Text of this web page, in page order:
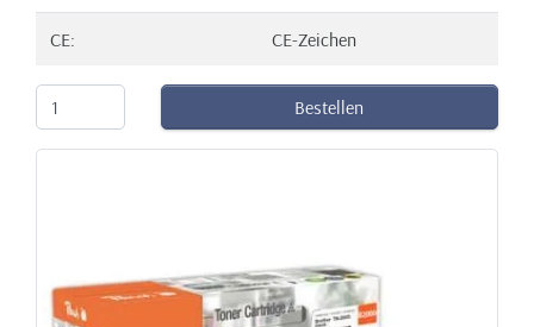
CE: CE-Zeichen
Bestellen